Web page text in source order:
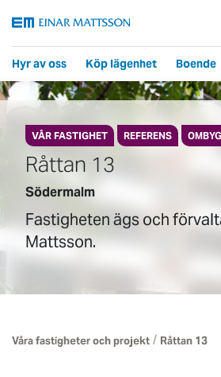
Hyr av oss Köp lägenhet Boende
VÅR FASTIGHET REFERENS
Råttan 13
Södermalm
Fastigheten ägs och
Mattsson.
Våra fastigheter och projekt / Råttan 13